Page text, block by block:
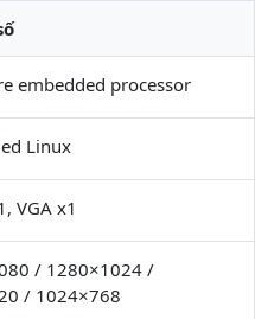
embedded processor
Linux
VGA x1
/ 1280×1024 /
/ 1024×768